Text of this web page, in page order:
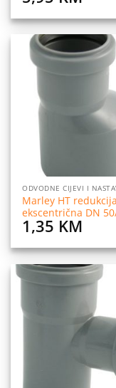
ODVODNE CIJEVI I
Marley HT redukcija
ekscentrična DN
1,35 KM